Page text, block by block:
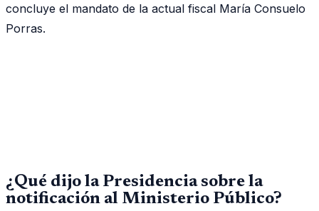
concluye el mandato de la actual fiscal María Consuelo
Porras.
¿Qué dijo la Presidencia sobre la
notificación al Ministerio Público?